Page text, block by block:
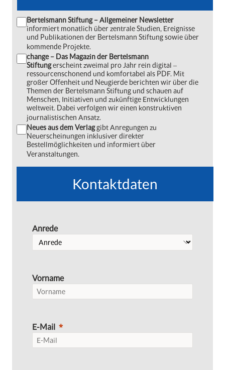
Bertelsmann Stiftung – Allgemeiner Newsletter
informiert monatlich über zentrale Studien, Ereignisse
und Publikationen der Bertelsmann Stiftung sowie über
kommende Projekte.
change – Das Magazin der Bertelsmann
Stiftungerscheint zweimal pro Jahr rein digital ‒
ressourcenschonend und komfortabel als PDF. Mit
großer Offenheit und Neugierde berichten wir über die
Themen der Bertelsmann Stiftung und schauen auf
Menschen, Initiativen und zukünftige Entwicklungen
weltweit. Dabei verfolgen wir einen konstruktiven
journalistischen Ansatz.
Neues aus dem Verlaggibt Anregungen zu
Neuerscheinungen inklusiver direkter
Bestellmöglichkeiten und informiert über
Veranstaltungen.
Kontaktdaten
Anrede
Vorname
E-Mail